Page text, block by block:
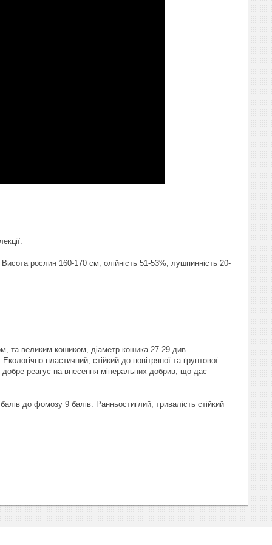
Висота рослин 160-170 см, олійність 51-53%, лушпинність 20-
та великим кошиком, діаметр кошика 27-29 див.
пластичний, стійкий до повітряної та ґрунтової
реагує на внесення мінеральних добрив, що дає
балів до фомозу 9 балів. Ранньостиглий, тривалість стійкий